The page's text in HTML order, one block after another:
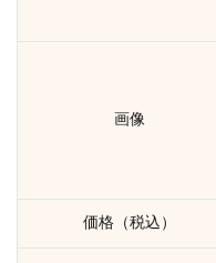
画像
価格（税込）